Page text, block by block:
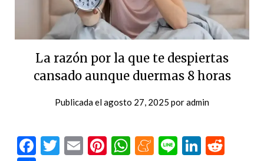
La razón por la que te despiertas
cansado aunque duermas 8 horas
Publicada elagosto 27, 2025 poradmin
Facebook
Twitter
EmailPinterest
WhatsApp
Meneame
Line